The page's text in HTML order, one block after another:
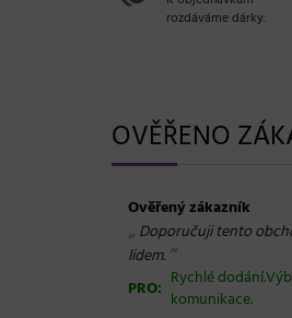
rozdáváme dárky.
OVĚŘENO
Ověřený zákazník
„ Doporučuji tento
lidem. “
PRO: Rychlé
komunikace.